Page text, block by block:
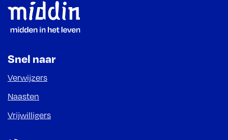
Footer
Snel naar
Verwijzers
Naasten
Vrijwilligers